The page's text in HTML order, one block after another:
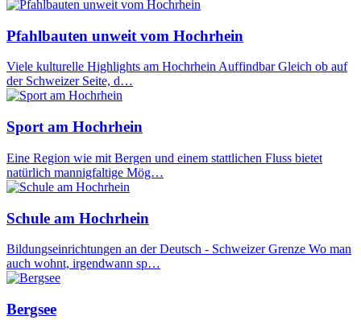
Pfahlbauten unweit vom Hochrhein
Viele kulturelle Highlights am Hochrhein Auffindbar Gleich ob auf
der Schweizer Seite, d…
Sport am Hochrhein
Eine Region wie mit Bergen und einem stattlichen Fluss bietet
natürlich mannigfaltige Mög…
Schule am Hochrhein
Bildungseinrichtungen an der Deutsch - Schweizer Grenze Wo man
auch wohnt, irgendwann sp…
Bergsee